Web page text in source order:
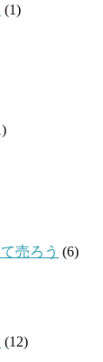
(1)
売ろう (6)
(12)